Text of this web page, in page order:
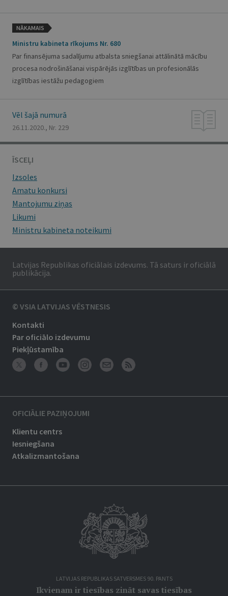
NĀKAMAIS
Ministru kabineta rīkojums Nr. 680
Par finansējuma sadalījumu atbalsta sniegšanai attālinātā mācību
procesa nodrošināšanai vispārējās izglītības un profesionālās
izglītības iestāžu pedagogiem
Vēl šajā numurā
26.11.2020., Nr. 229
ĪSCEĻI
Izsoles
Amatu konkursi
Mantojumu ziņas
Likumi
Ministru kabineta noteikumi
Latvijas Republikas oficiālais izdevums. Tā saturs ir oficiālā
publikācija.
© VSIA LATVIJAS VĒSTNESIS
Kontakti
Par oficiālo izdevumu
Piekļūstamība
OFICIĀLIE PAZIŅOJUMI
Klientu centrs
Iesniegšana
Atkalizmantošana
LATVIJAS REPUBLIKAS SATVERSMES 90. PANTS
Ikvienam ir tiesības zināt savas tiesības